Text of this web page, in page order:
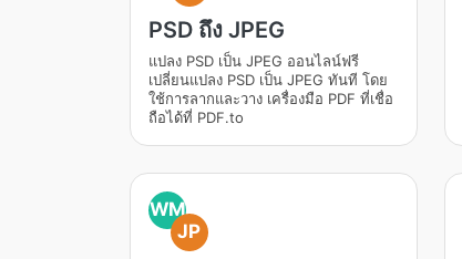
PSD ถึง JPEG
แปลง PSD เป็น JPEG ออนไลน์ฟรี
เปลี่ยนแปลง PSD เป็น JPEG ทันที โดย
ใช้การลากและวาง เครื่องมือ PDF ที่เชื่อ
ถือได้ที่ PDF.to
WM
JP